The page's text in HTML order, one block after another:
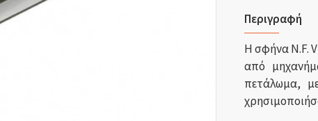
Περιγραφή
Η σφήνα N.F.
από
πετάλωμα,